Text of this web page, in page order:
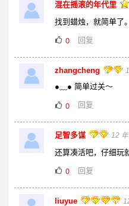
混在摇滚的年代里
找到蜡烛，就简单了。
0
回复
zhangcheng
●﹏● 简单过关～
0
回复
足智多谋 12
还算凑活吧，仔细玩
0
回复
liuyue